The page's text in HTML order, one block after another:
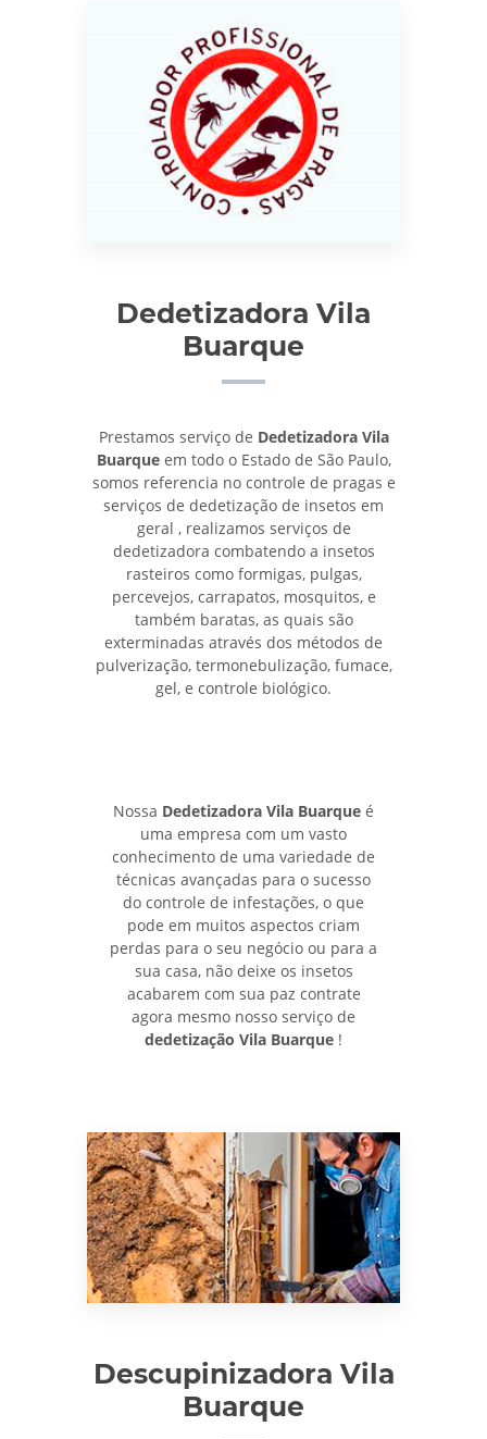
Dedetizadora Vila
Buarque
Prestamos serviço de Dedetizadora Vila
Buarque em todo o Estado de São Paulo,
somos referencia no controle de pragas e
serviços de dedetização de insetos em
geral , realizamos serviços de
dedetizadora combatendo a insetos
rasteiros como formigas, pulgas,
percevejos, carrapatos, mosquitos, e
também baratas, as quais são
exterminadas através dos métodos de
pulverização, termonebulização, fumace,
gel, e controle biológico.
Nossa Dedetizadora Vila Buarque é
uma empresa com um vasto
conhecimento de uma variedade de
técnicas avançadas para o sucesso
do controle de infestações, o que
pode em muitos aspectos criam
perdas para o seu negócio ou para a
sua casa, não deixe os insetos
acabarem com sua paz contrate
agora mesmo nosso serviço de
dedetização Vila Buarque !
Descupinizadora Vila
Buarque